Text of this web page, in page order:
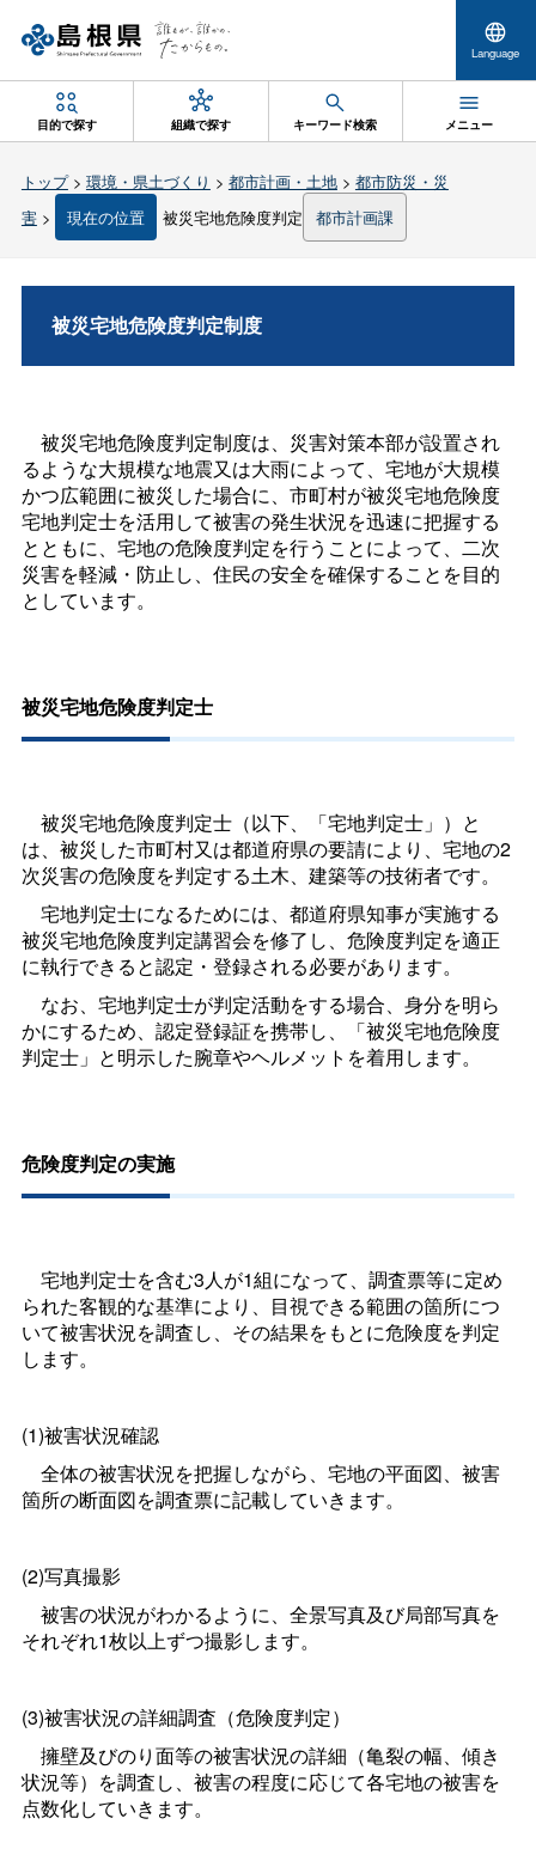
Language
目的で探す 組織で探す キーワード検索 メニュー
トップ> 環境・県土づくり > 都市計画・土地> 都市防災・災
害> 現在の位置 被災宅地危険度判定 都市計画課
被災宅地危険度判定制度
被災宅地危険度判定制度は、災害対策本部が設置され
るような大規模な地震又は大雨によって、宅地が大規模
かつ広範囲に被災した場合に、市町村が被災宅地危険度
宅地判定士を活用して被害の発生状況を迅速に把握する
とともに、宅地の危険度判定を行うことによって、二次
災害を軽減・防止し、住民の安全を確保することを目的
としています。
被災宅地危険度判定士
被災宅地危険度判定士（以下、「宅地判定士」）と
は、被災した市町村又は都道府県の要請により、宅地の2
次災害の危険度を判定する土木、建築等の技術者です。
宅地判定士になるためには、都道府県知事が実施する
被災宅地危険度判定講習会を修了し、危険度判定を適正
に執行できると認定・登録される必要があります。
なお、宅地判定士が判定活動をする場合、身分を明ら
かにするため、認定登録証を携帯し、「被災宅地危険度
判定士」と明示した腕章やヘルメットを着用します。
危険度判定の実施
宅地判定士を含む3人が1組になって、調査票等に定め
られた客観的な基準により、目視できる範囲の箇所につ
いて被害状況を調査し、その結果をもとに危険度を判定
します。
(1)被害状況確認
全体の被害状況を把握しながら、宅地の平面図、被害
箇所の断面図を調査票に記載していきます。
(2)写真撮影
被害の状況がわかるように、全景写真及び局部写真を
それぞれ1枚以上ずつ撮影します。
(3)被害状況の詳細調査（危険度判定）
擁壁及びのり面等の被害状況の詳細（亀裂の幅、傾き
状況等）を調査し、被害の程度に応じて各宅地の被害を
点数化していきます。